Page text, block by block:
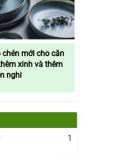
chén mới cho căn
xinh và thêm
nghi
1